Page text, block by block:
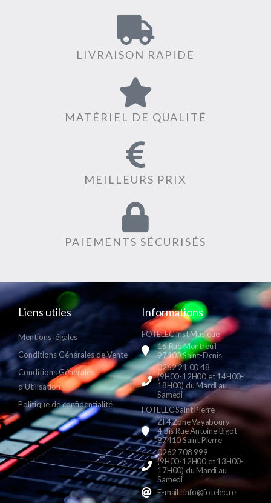
LIVRAISON RAPIDE
MATÉRIEL DE QUALITÉ
MEILLEURS PRIX
PAIEMENTS SÉCURISÉS
Liens utiles
Mentions légales
Conditions Générales de Vente
Conditions Générales
d'Utilisation
Politique de confidentialité
Informations
FOTELEC Inst Musique
16 Rue Montreuil
97400 Saint-Denis
0262 21 00 48
(9H00-12H00 et 14H00-
18H00) du Mardi au
Samedi
FOTELEC Saint Pierre
ZI 4 Zone Vayaboury
4 Bis Rue Antoine Bigot
97410 Saint Pierre
0262 708 999
(9H00-12H00 et 13H00-
17H00) du Mardi au
Samedi
E-mail : info@fotelec.re